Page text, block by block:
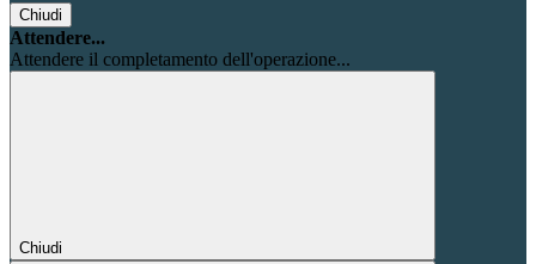
Chiudi
Attendere...
Attendere il completamento dell'operazione...
Chiudi